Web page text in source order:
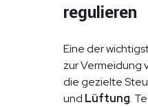
regulieren
Eine der
zur Vermeidung
die gezielte
und Lüftung.